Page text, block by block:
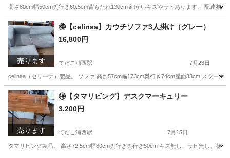
高さ80cm幅50cm奥行き60.5cm背もたれ130cm 細かいキズやサビあります。 配達相談
沖縄 うるま市 てだこ浦西駅 その他 背もたれ
売ります
🉐【celinaa】カウチソファ3人掛け（グレー）
16,800円
てだこ浦西駅 7月23日
celinaa（セリーナ）製品。 ソファ 高さ57cm幅173cm奥行き74cm座面33cm スツー
沖縄 うるま市 てだこ浦西駅 ソファ
売ります
🉐【タマリビング】デスクマーキュリー
3,200円
てだこ浦西駅 7月15日
タマリビング製品。 高さ72.5cm幅80cm奥行き奥行き50cm キズ無し、サビ無し、状